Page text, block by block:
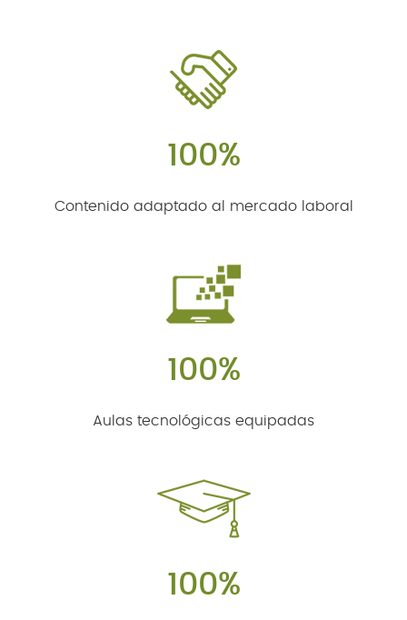
100%
Contenido adaptado al mercado laboral
100%
Aulas tecnológicas equipadas
100%